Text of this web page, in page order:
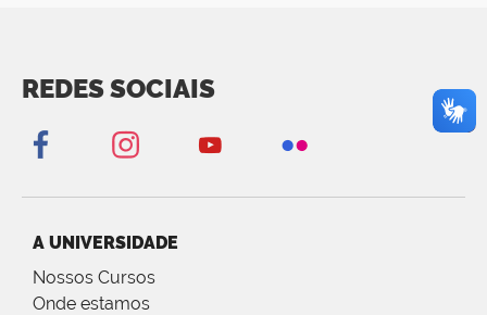
REDES SOCIAIS
A UNIVERSIDADE
Nossos Cursos
Onde estamos